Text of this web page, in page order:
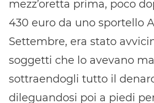
mezz’oretta prima, poco
430 euro da uno sportello
Settembre, era stato
soggetti che lo avevano
sottraendogli tutto il
dileguandosi poi a piedi